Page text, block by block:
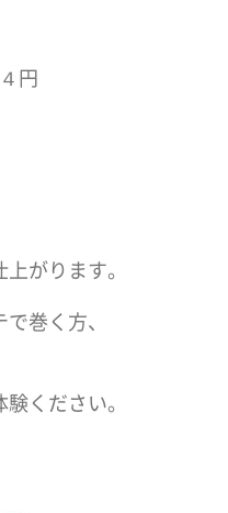
円
がります。
巻く方、
ください。